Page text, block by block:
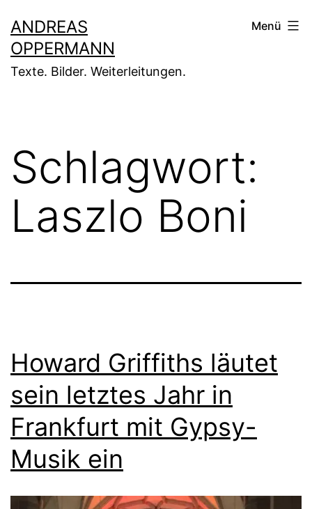
Inhalt
springen
ANDREAS
OPPERMANN
Texte. Bilder. Weiterleitungen.
Menü
Schlagwort:
Laszlo Boni
Howard Griffiths läutet
sein letztes Jahr in
Frankfurt mit Gypsy-
Musik ein